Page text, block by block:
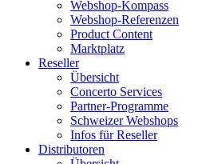
Webshop-Kompass
Webshop-Referenzen
Product Content
Marktplatz
Reseller
Übersicht
Concerto Services
Partner-Programme
Schweizer Webshops
Infos für Reseller
Distributoren